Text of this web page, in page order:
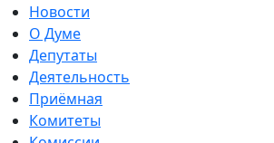
Новости
О Думе
Депутаты
Деятельность
Приёмная
Комитеты